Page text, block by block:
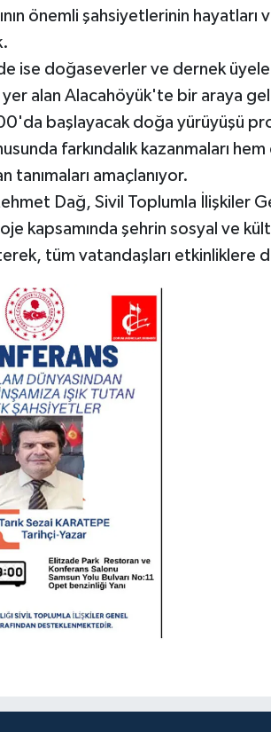
önemli şahsiyetlerinin hayatları
ise doğaseverler ve dernek
alan Alacahöyük'te bir araya
başlayacak doğa yürüyüşü
farkındalık kazanmaları
tanımaları amaçlanıyor.
Dağ, Sivil Toplumla İlişkiler
kapsamında şehrin sosyal ve
tüm vatandaşları etkinliklere